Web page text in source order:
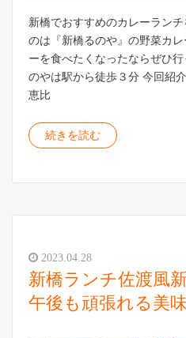
新橋でおすすめのカレーラン
のは『新橋るのや』の野菜カ
ーを食べたくなったならぜひ
のやは駅から徒歩３分 今回紹
恵比
続きを読む
2023.04.28
新橋ランチ佐渡風
午後も頑張れる美